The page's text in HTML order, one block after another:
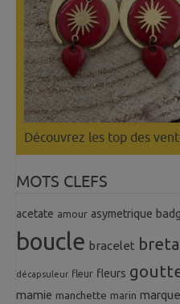
Découvrez les top des
MOTS CLEFS
acetate amour asymetrique
boucle bracelet
décapsuleur fleur fleurs
mamie manchette marin